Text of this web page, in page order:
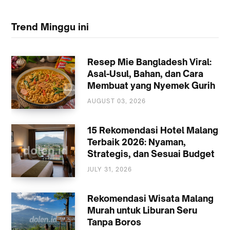
Trend Minggu ini
Resep Mie Bangladesh Viral:
Asal-Usul, Bahan, dan Cara
Membuat yang Nyemek Gurih
AUGUST 03, 2026
AKOMODASI
15 Rekomendasi Hotel Malang
Terbaik 2026: Nyaman,
Strategis, dan Sesuai Budget
JULY 31, 2026
Rekomendasi Wisata Malang
Murah untuk Liburan Seru
Tanpa Boros